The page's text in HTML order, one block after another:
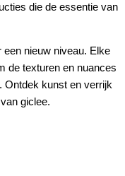
die de essentie van
nieuw niveau. Elke
de texturen en nuances
Ontdek kunst en verrijk
giclee.